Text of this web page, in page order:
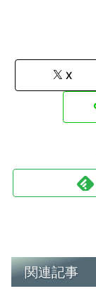
X
関連記事